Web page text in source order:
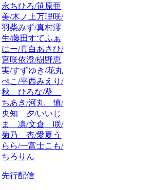
永ちひろ/笹原亜
美/木ノ上万理咲/
羽柴みず/真村澪
生/藤田すてふぁ
にー/真白あさひ/
宮咲依澄/樹野恵
実/すずゆき/花丸
ぺこ/平西みえり/
秋 ひろな/葵
ちあき/河丸 慎/
央知 夕/いいじ
ま 凛/文倉 咲/
菊乃 杏/愛夏う
らら/一富士こも/
ちろりん
先行配信